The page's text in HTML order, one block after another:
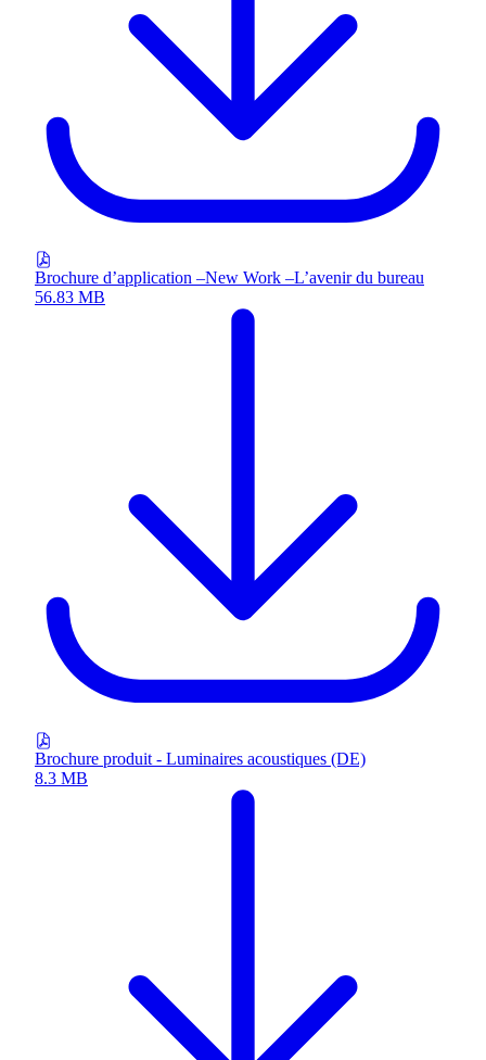
Brochure d’application –New Work –L’avenir du bureau
56.83 MB
Brochure produit - Luminaires acoustiques (DE)
8.3 MB